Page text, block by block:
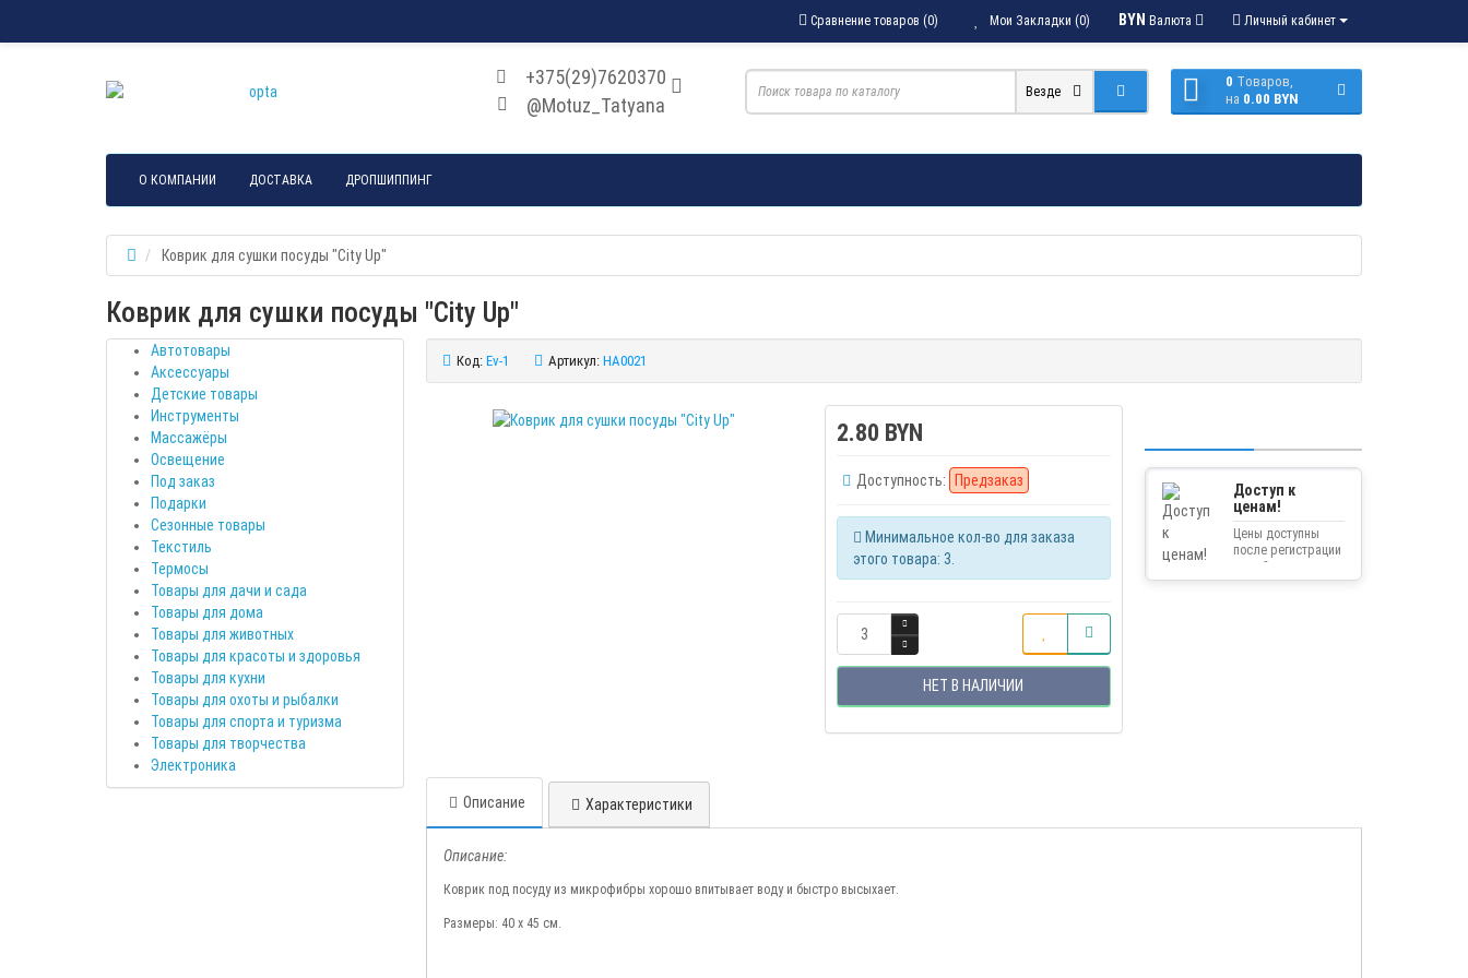
Личный кабинет
BYN Валюта
Мои Закладки (0)
Сравнение товаров (0)
+375(29)7620370
@Motuz_Tatyana
0 Tоваров,
на 0.00 BYN
Везде
О КОМПАНИИ ДОСТАВКА ДРОПШИППИНГ
Коврик для сушки посуды "City Up"
Коврик для сушки посуды "City Up"
Автотовары
Аксессуары
Детские товары
Инструменты
Массажёры
Освещение
Под заказ
Подарки
Сезонные товары
Текстиль
Термосы
Товары для дачи и сада
Товары для дома
Товары для животных
Товары для красоты и здоровья
Товары для кухни
Товары для охоты и рыбалки
Товары для спорта и туризма
Товары для творчества
Электроника
Код: Ev-1 Артикул: HA0021
2.80 BYN
Доступность: Предзаказ
Минимальное кол-во для заказа
этого товара: 3.
НЕТ В НАЛИЧИИ
Доступ к
ценам!
Цены доступны
после регистрации
на сайте.
Описание Характеристики
Описание:
Коврик под посуду из микрофибры хорошо впитывает воду и быстро высыхает.
Размеры: 40 х 45 см.